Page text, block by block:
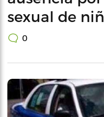
sexual de
0